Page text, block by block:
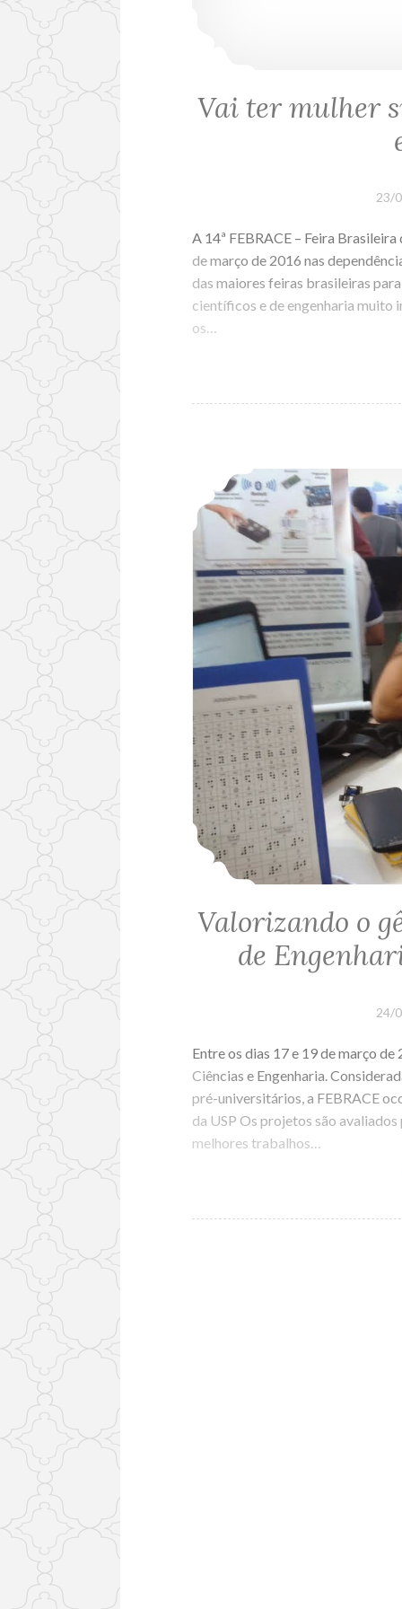
Vai ter mulher
23/
A 14ª FEBRACE – Feira
de março de 2016 nas
das maiores feiras brasileiras
científicos e de engenharia muito
os…
Valorizando o
de
24/
Entre os dias 17 e 19 de março
Ciências e Engenharia.
pré-universitários, a FEBRACE
da USP Os projetos são
melhores trabalhos…